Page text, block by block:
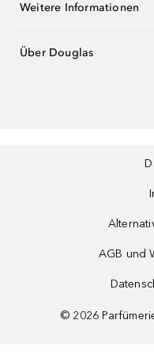
Weitere Informationen
Über Douglas
AGB und
© 2026